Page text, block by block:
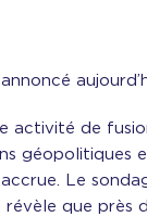
activité de
Le
révèle que près